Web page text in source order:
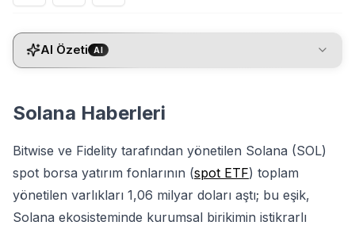
AI Özeti AI
Solana Haberleri
Bitwise ve Fidelity tarafından yönetilen Solana (SOL)
spot borsa yatırım fonlarının (spot ETF) toplam
yönetilen varlıkları 1,06 milyar doları aştı; bu eşik,
Solana ekosisteminde kurumsal birikimin istikrarlı